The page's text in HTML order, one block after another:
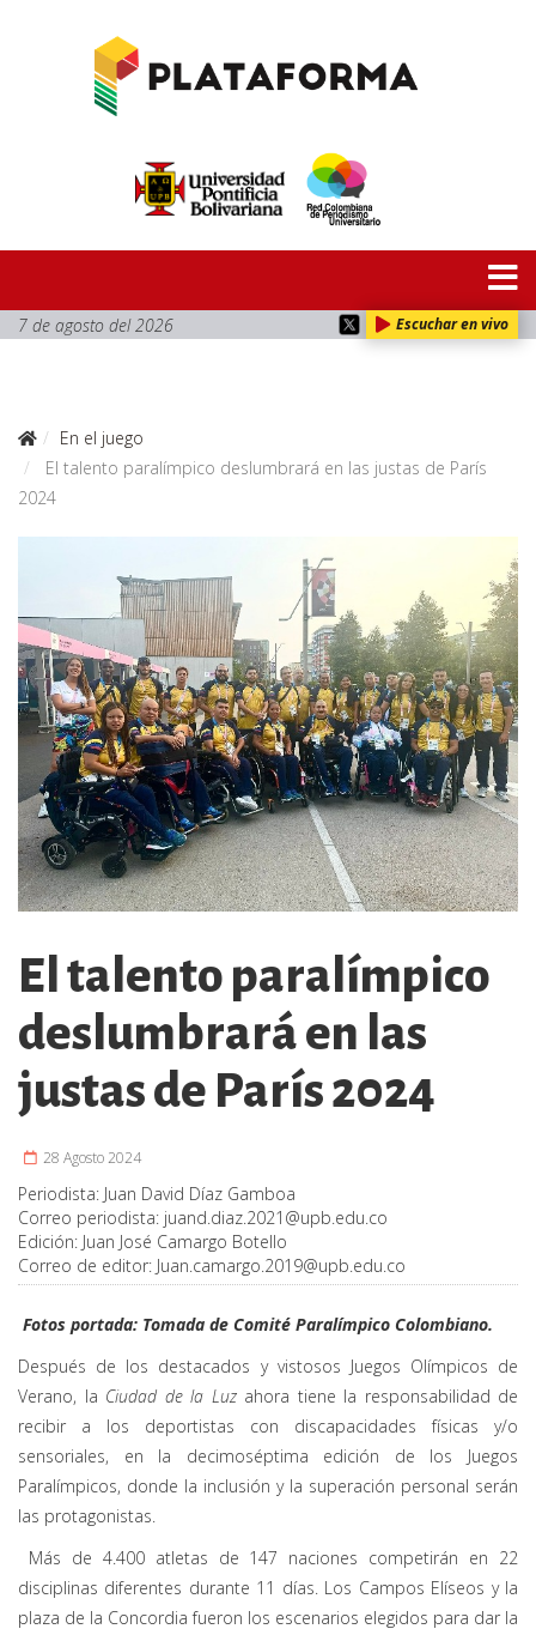
7 de agosto del 2026 Escuchar en vivo
En el juego
El talento paralímpico deslumbrará en las justas de París
2024
El talento paralímpico
deslumbrará en las
justas de París 2024
28 Agosto 2024
Periodista: Juan David Díaz Gamboa
Correo periodista: juand.diaz.2021@upb.edu.co
Edición: Juan José Camargo Botello
Correo de editor: Juan.camargo.2019@upb.edu.co
Fotos portada: Tomada de Comité Paralímpico Colombiano.
Después de los destacados y vistosos Juegos Olímpicos de
Verano, la Ciudad de la Luz ahora tiene la responsabilidad de
recibir a los deportistas con discapacidades físicas y/o
sensoriales, en la decimoséptima edición de los Juegos
Paralímpicos, donde la inclusión y la superación personal serán
las protagonistas.
Más de 4.400 atletas de 147 naciones competirán en 22
disciplinas diferentes durante 11 días. Los Campos Elíseos y la
plaza de la Concordia fueron los escenarios elegidos para dar la